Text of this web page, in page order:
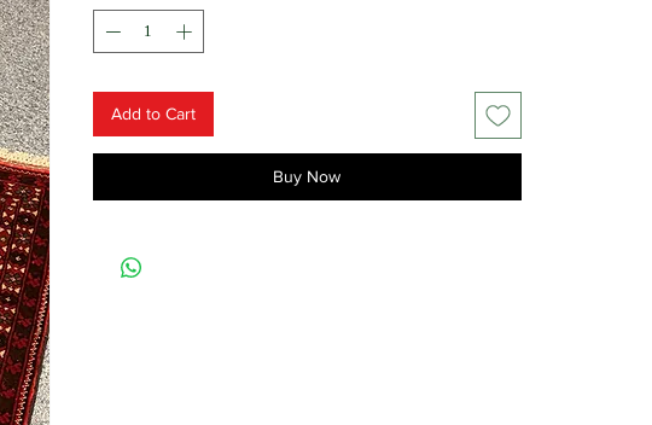
Add to Cart
Buy Now